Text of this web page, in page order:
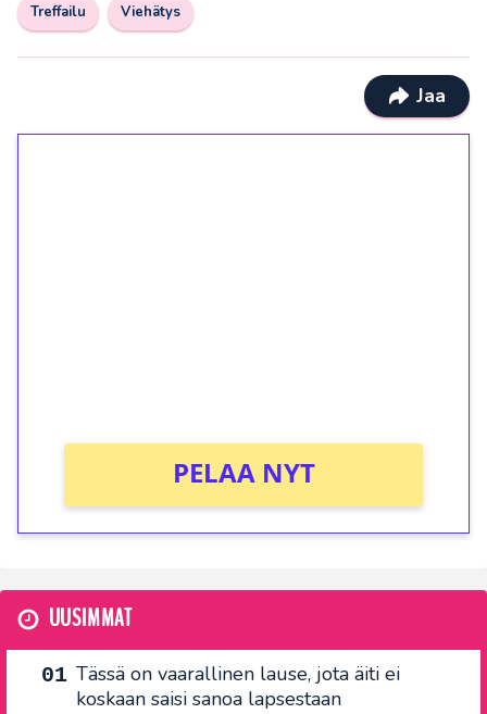
Treffailu Viehätys
Jaa
PELAA NYT
UUSIMMAT
Tässä on vaarallinen lause, jota äiti ei
koskaan saisi sanoa lapsestaan